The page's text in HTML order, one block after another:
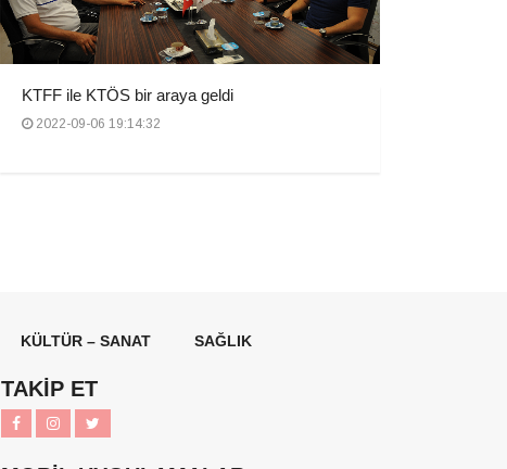
KTFF ile KTÖS bir araya geldi
2022-09-06 19:14:32
KÜLTÜR – SANAT SAĞLIK
TAKİP ET